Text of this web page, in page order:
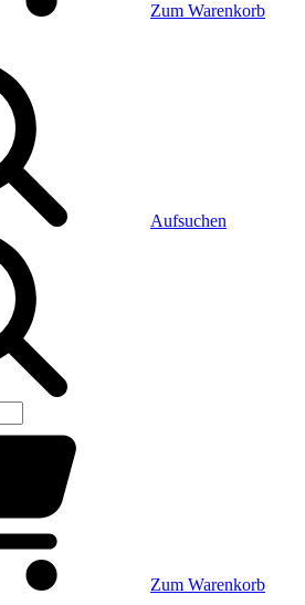
Zum Warenkorb
Aufsuchen
Zum Warenkorb